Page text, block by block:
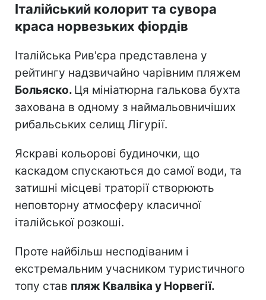
Італійський колорит та сувора
краса норвезьких фіордів
Італійська Рив'єра представлена у
рейтингу надзвичайно чарівним пляжем
Больяско. Ця мініатюрна галькова бухта
захована в одному з наймальовничіших
рибальських селищ Лігурії.
Яскраві кольорові будиночки, що
каскадом спускаються до самої води, та
затишні місцеві траторії створюють
неповторну атмосферу класичної
італійської розкоші.
Проте найбільш несподіваним і
екстремальним учасником туристичного
топу став пляж Квалвіка у Норвегії.